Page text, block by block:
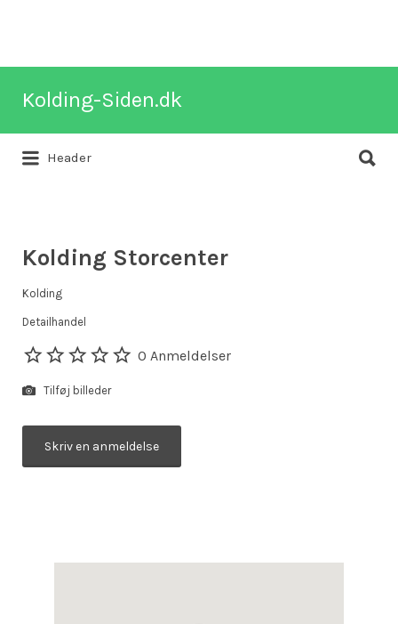
Kolding-Siden.dk
Find rund i Kolding
efter:
Header
efter:
Kolding Storcenter
Kolding
Detailhandel
0 Anmeldelser
Tilføj billeder
Skriv en anmeldelse